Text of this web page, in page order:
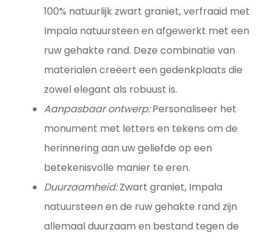
100% natuurlijk zwart graniet, verfraaid met
Impala natuursteen en afgewerkt met een
ruw gehakte rand. Deze combinatie van
materialen creëert een gedenkplaats die
zowel elegant als robuust is.
Aanpasbaar ontwerp:Personaliseer het
monument met letters en tekens om de
herinnering aan uw geliefde op een
betekenisvolle manier te eren.
Duurzaamheid:Zwart graniet, Impala
natuursteen en de ruw gehakte rand zijn
allemaal duurzaam en bestand tegen de